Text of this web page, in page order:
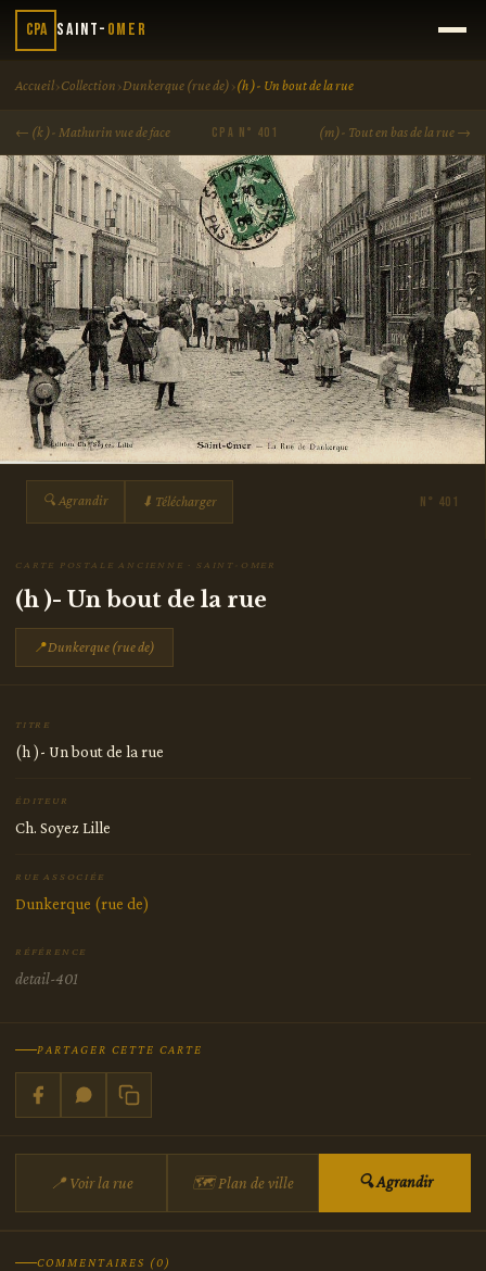
CPA Saint- Omer
Accueil›Collection ›Dunkerque (rue de) ›(h )- Un bout de la rue
← (k )- Mathurin vue de face CPA N° 401 (m)- Tout en bas de la rue →
🔍 Agrandir ⬇ Télécharger N° 401
CARTE POSTALE ANCIENNE · SAINT-OMER
(h )- Un bout de la rue
📍Dunkerque (rue de)
TITRE
(h )- Un bout de la rue
ÉDITEUR
Ch. Soyez Lille
RUE ASSOCIÉE
Dunkerque (rue de)
RÉFÉRENCE
detail-401
PARTAGER CETTE CARTE
📍 Voir la rue 🗺 Plan de ville 🔍 Agrandir
COMMENTAIRES (0)